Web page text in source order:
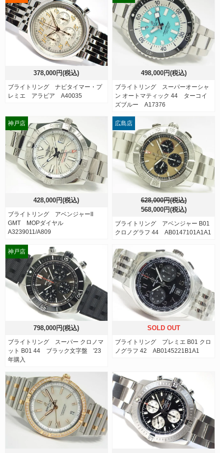
378,000円(税込)
ブライトリング ナビタイマー・プ
レミエ アラビア A40035
498,000円(税込)
ブライトリング スーパーオーシャ
ン オートマティック 44 ターコイ
ズブルー A17376
428,000円(税込)
ブライトリング アベンジャーII
GMT MOPダイヤル
A3239011/A809
神戸店
628,000円(税込)
568,000円(税込)
ブライトリング アベンジャー B01
クロノグラフ 44 AB0147101A1A1
広島店
798,000円(税込)
ブライトリング スーパー クロノマ
ット B01 44 ブラック文字盤 '23
年購入
神戸店
SOLD OUT
ブライトリング プレミエ B01 クロ
ノグラフ 42 AB0145221B1A1